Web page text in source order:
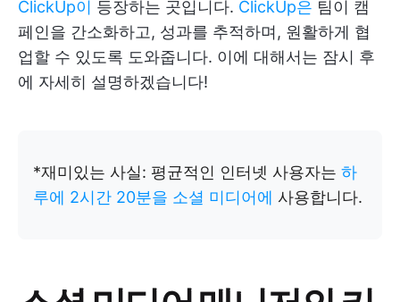
ClickUp이 등장하는 곳입니다. ClickUp은 팀이 캠
페인을 간소화하고, 성과를 추적하며, 원활하게 협
업할 수 있도록 도와줍니다. 이에 대해서는 잠시 후
에 자세히 설명하겠습니다!
*재미있는 사실: 평균적인 인터넷 사용자는 하
루에 2시간 20분을 소셜 미디어에 사용합니다.